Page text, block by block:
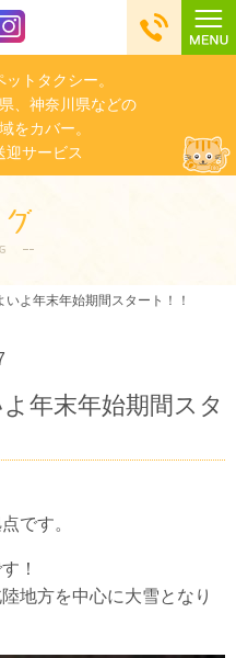
トタクシー。
、神奈川県などの
をカバー。
迎サービス
よ年末年始期間スタート！！
年末年始期間スタ
です。
！
地方を中心に大雪となり